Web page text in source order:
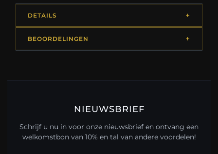
DETAILS
BEOORDELINGEN
NIEUWSBRIEF
Schrijf u nu in voor onze nieuwsbrief en ontvang een
welkomstbon van 10% en tal van andere voordelen!